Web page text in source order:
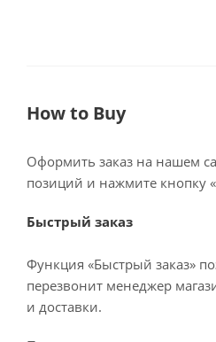
How to Buy
Оформить заказ на нашем
позиций и нажмите кнопку
Быстрый заказ
Функция «Быстрый заказ»
перезвонит менеджер
и доставки.